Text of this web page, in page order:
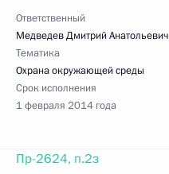
Ответственный
Медведев Дмитрий Анатольевич
Тематика
Охрана окружающей среды
Срок исполнения
1 февраля 2014 года
Пр-2624, п.2з